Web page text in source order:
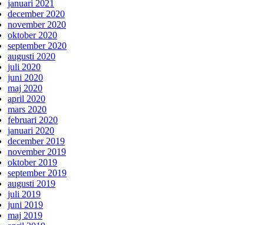
januari 2021
december 2020
november 2020
oktober 2020
september 2020
augusti 2020
juli 2020
juni 2020
maj 2020
april 2020
mars 2020
februari 2020
januari 2020
december 2019
november 2019
oktober 2019
september 2019
augusti 2019
juli 2019
juni 2019
maj 2019